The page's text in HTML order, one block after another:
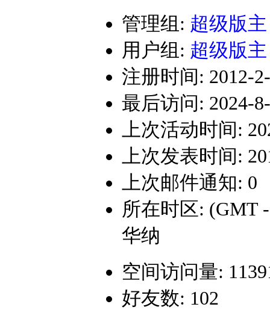
管理组: 超级版主
用户组: 超级版主
注册时间: 2012-
最后访问: 2024-
上次活动时间:
上次发表时间:
上次邮件通知: 0
所在时区: (GMT
华纳
空间访问量:
好友数: 102